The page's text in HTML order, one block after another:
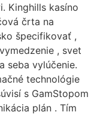
Kinghills kasíno
črta na
špecifikovať ,
, svet
seba vylúčenie.
technológie
s GamStopom
plán . Tím